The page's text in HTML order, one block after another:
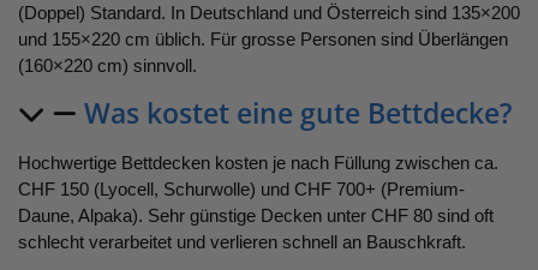
(Doppel) Standard. In Deutschland und Österreich sind 135×200
und 155×220 cm üblich. Für grosse Personen sind Überlängen
(160×220 cm) sinnvoll.
Was kostet eine gute Bettdecke?
Hochwertige Bettdecken kosten je nach Füllung zwischen ca.
CHF 150 (Lyocell, Schurwolle) und CHF 700+ (Premium-
Daune, Alpaka). Sehr günstige Decken unter CHF 80 sind oft
schlecht verarbeitet und verlieren schnell an Bauschkraft.